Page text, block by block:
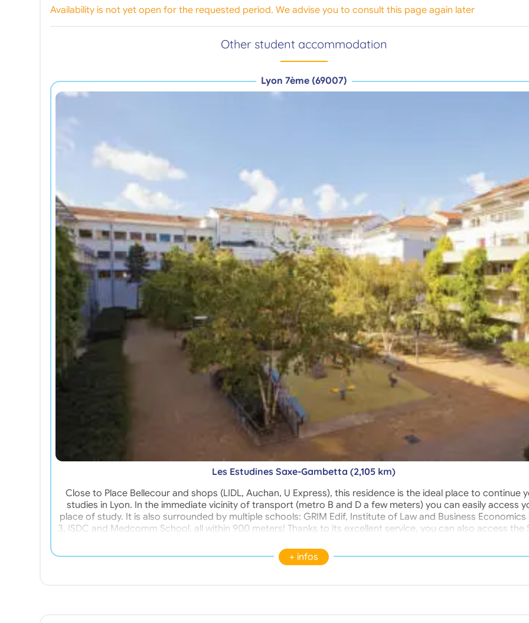
Availability is not yet open for the requested period. We advise you to consult this page again later
Other student accommodation
Lyon 7ème (69007)
Les Estudines Saxe-Gambetta (2,105 km)
Close to Place Bellecour and shops (LIDL, Auchan, U Express), this residence is the ideal place to continue
studies in Lyon. In the immediate vicinity of transport (metro B and D a few meters) you can easily access
place of study. It is also surrounded by multiple schools: GRIM Edif, Institute of Law and Business Economics
3, ISDC and Medcomm School, all within 900 meters! Thanks to its excellent service, you can also access the
internet, a linen kit, a reception service and access control. Multiple à la carte services are also available to
complete your stay: laundry, parking, vacuum cleaner, breakfast room, cleaning service and iron. The
+ infos